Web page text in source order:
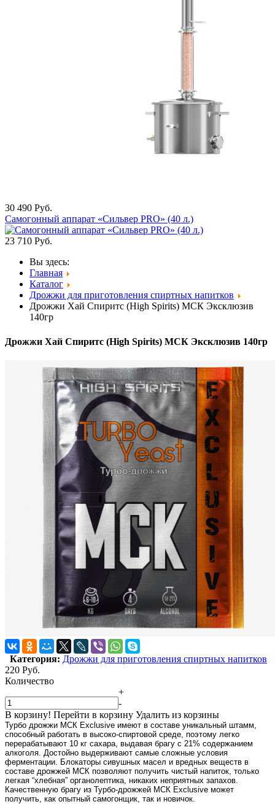
30 490 Руб.
Самогонный аппарат «Сильвер PRO» (40 л.)
23 710 Руб.
Вы здесь:
Главная
Каталог
Дрожжи для приготовления спиртных напитков
Дрожжи Хай Спиритс (High Spirits) МСК Эксклюзив
140гр
Дрожжи Хай Спиритс (High Spirits) МСК Эксклюзив 140гр
Категория: Дрожжи для приготовления спиртных напитков
220 Руб.
Количество
+
-
В корзину! Перейти в корзину Удалить из корзины
Турбо дрожжи МСК Exclusive имеют в составе уникальный штамм,
способный работать в высоко-спиртовой среде, поэтому легко
перерабатывают 10 кг сахара, выдавая брагу с 21% содержанием
алкоголя. Достойно выдерживают самые сложные условия
ферментации. Блокаторы сивушных масел и вредных веществ в
составе дрожжей МСК позволяют получить чистый напиток, только
легкая “хлебная” органолептика, никаких неприятных запахов.
Качественную брагу из Турбо-дрожжей МСК Exclusive может
получить, как опытный самогонщик, так и новичок.